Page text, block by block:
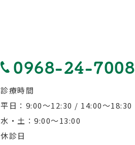
0968-24-7008
診療時間
平日：9:00～12:30 / 14:00～18:30
水・土：9:00～13:00
休診日